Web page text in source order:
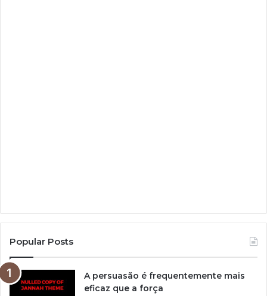
Popular Posts
A persuasão é frequentemente mais
eficaz que a força